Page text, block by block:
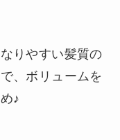
りやすい髪質の
、ボリュームを
♪